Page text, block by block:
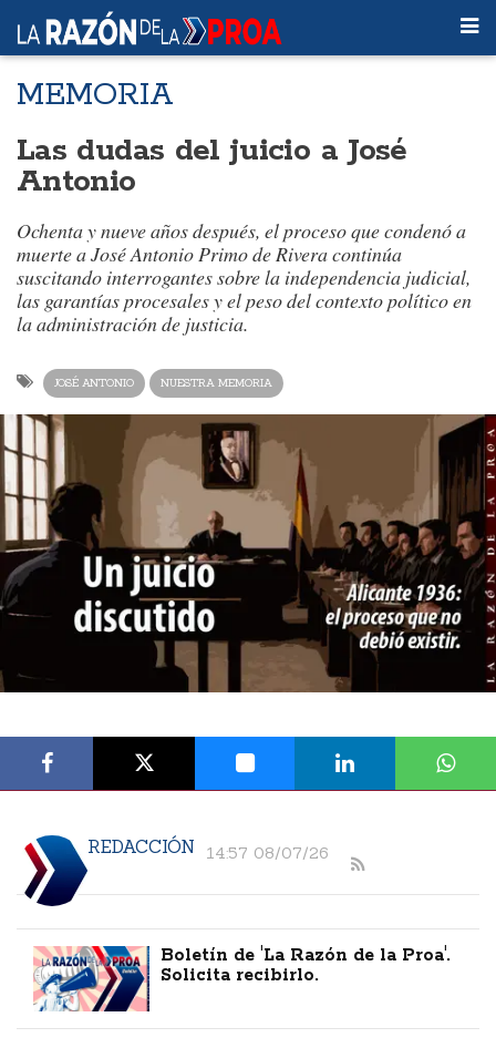
MEMORIA
Las dudas del juicio a José
Antonio
Ochenta y nueve años después, el proceso que condenó a
muerte a José Antonio Primo de Rivera continúa
suscitando interrogantes sobre la independencia judicial,
las garantías procesales y el peso del contexto político en
la administración de justicia.
JOSÉ ANTONIO NUESTRA MEMORIA
REDACCIÓN 14:57 08/07/26
Boletín de 'La Razón de la Proa'.
Solicita recibirlo.